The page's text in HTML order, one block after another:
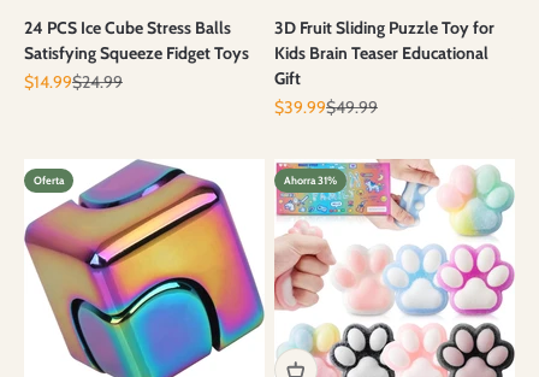
24 PCS Ice Cube Stress Balls
Satisfying Squeeze Fidget Toys
Precio de oferta
$14.99Precio normal
$24.99
3D Fruit Sliding Puzzle Toy for
Kids Brain Teaser Educational
Gift
Precio de oferta
$39.99Precio normal
$49.99
Oferta Ahorra 31%